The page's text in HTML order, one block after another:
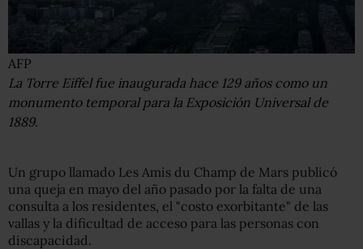
AFP
La Torre Eiffel fue inaugurada hace 129 años como un
monumento temporal para la Exposición Universal de
1889.
Un grupo llamado Les Amis du Champ de Mars publicó
una queja en mayo del año pasado por la falta de una
consulta a los residentes, el "costo exorbitante" de las
vallas y la dificultad de acceso para las personas con
discapacidad.